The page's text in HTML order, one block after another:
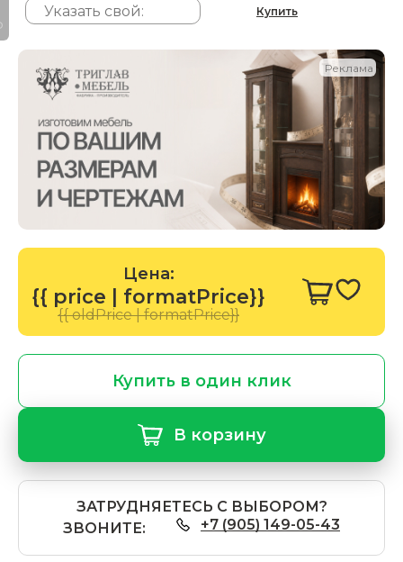
Купить
Реклама
Цена:
{{ price | formatPrice}}
{{ oldPrice | formatPrice}}
Купить в один клик
В корзину
ЗАТРУДНЯЕТЕСЬ С ВЫБОРОМ?
ЗВОНИТЕ:
+7 (905) 149-05-43